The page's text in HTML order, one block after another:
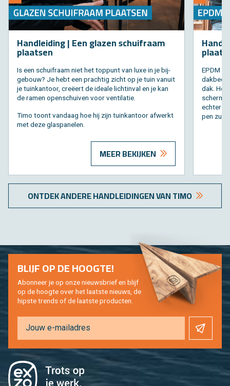
Hand­lei­ding | Een gla­zen schuif­raam
plaat­sen
Is een schuif­raam niet het top­punt van luxe in je bij­
ge­bouw? Je hebt een prach­tig zicht op je tuin van­uit
je tuin­kan­toor, creëert de ide­a­le licht­in­val en je kan
de ramen open­schui­ven voor ven­ti­la­tie.
Timo toont van­daag hoe hij zijn tuin­kan­toor af­werkt
met deze glas­pa­ne­len.
MEER BEKIJKEN
EPDM is
dak. Het
schermt
ech­ter
pen
ONT­DEK AN­DE­RE HAND­LEI­DIN­GEN VAN TIMO
BLIJF OP DE HOOG­TE!
Abon­neer je op onze nieuws­brief en blijf
op de hoog­te over het laat­ste nieuws, de
hip­s­te trends of de laat­ste pro­duc­ten.